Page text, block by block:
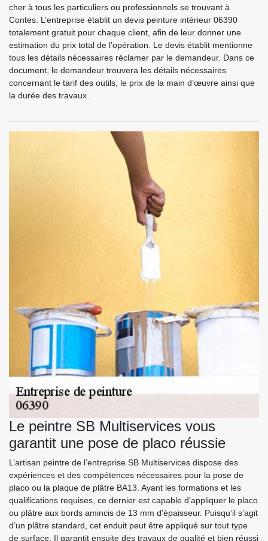
cher à tous les particuliers ou professionnels se trouvant à
Contes. L’entreprise établit un devis peinture intérieur 06390
totalement gratuit pour chaque client, afin de leur donner une
estimation du prix total de l’opération. Le devis établit mentionne
tous les détails nécessaires réclamer par le demandeur. Dans ce
document, le demandeur trouvera les détails nécessaires
concernant le tarif des outils, le prix de la main d’œuvre ainsi que
la durée des travaux.
Le peintre SB Multiservices vous
garantit une pose de placo réussie
L’artisan peintre de l’entreprise SB Multiservices dispose des
expériences et des compétences nécessaires pour la pose de
placo ou la plaque de plâtre BA13. Ayant les formations et les
qualifications requises, ce dernier est capable d’appliquer le placo
ou plâtre aux bords amincis de 13 mm d’épaisseur. Puisqu’il s’agit
d’un plâtre standard, cet enduit peut être appliqué sur tout type
de surface. Il garantit ensuite des travaux de qualité et bien réussi